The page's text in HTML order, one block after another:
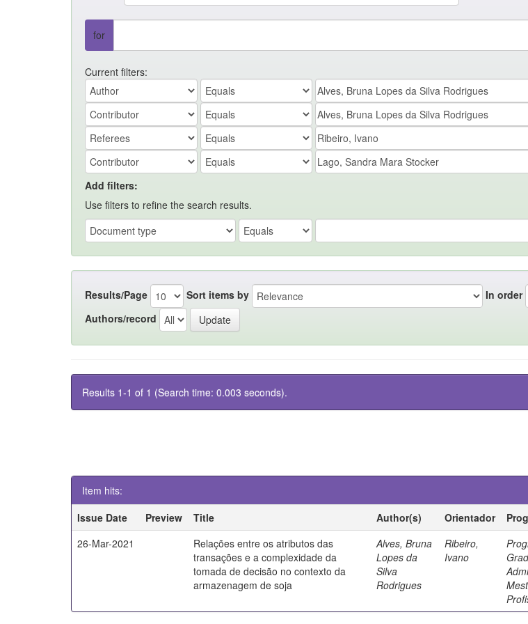
for
Current filters:
Add filters:
Use filters to refine the search results.
Results/Page Sort items by
In order
Authors/record
Results 1-1 of 1 (Search time: 0.003 seconds).
Item hits:
Issue Date
Preview Title Author(s) Orientador
26-Mar-2021
Relações entre os atributos das
transações e a complexidade da
tomada de decisão no contexto da
armazenagem de soja
Alves, Bruna
Lopes da
Silva
Rodrigues
Ribeiro,
Ivano